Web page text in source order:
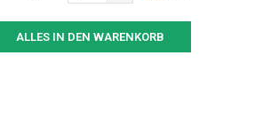
ALLES IN DEN WARENKORB